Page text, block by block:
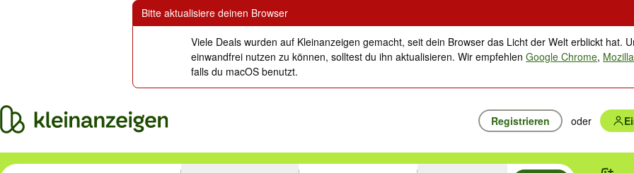
Bitte aktualisiere deinen Browser
Viele Deals wurden auf Kleinanzeigen gemacht, seit dein Browser das Licht der Welt erblickt hat.
einwandfrei nutzen zu können, solltest du ihn aktualisieren. Wir empfehlenGoogle Chrome,
falls du macOS benutzt.
Registrieren oder